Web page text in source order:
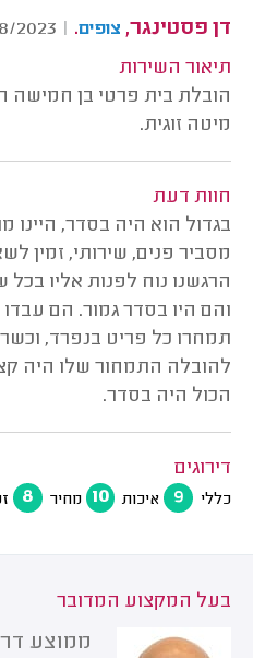
דן פסטינגר, צופים.
|
2023
תיאור השירות
הובלת בית פרטי בן חמישה
מיטה זוגית.
חוות דעת
בגדול הוא היה בסדר, היינו
מסביר פנים, שירותי, זמין
הרגשנו נוח לפנות אליו
והם היו בסדר גמור. הם
תמחרו כל פריט בנפרד,
להובלה התמחור שלו היה
הכול היה בסדר.
דירוגים
כללי 9 איכות 10 מחיר 8
בעל המקצוע המדובר
ממוצע